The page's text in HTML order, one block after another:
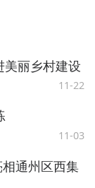
美丽乡村建设
11-22
11-03
相通州区西集